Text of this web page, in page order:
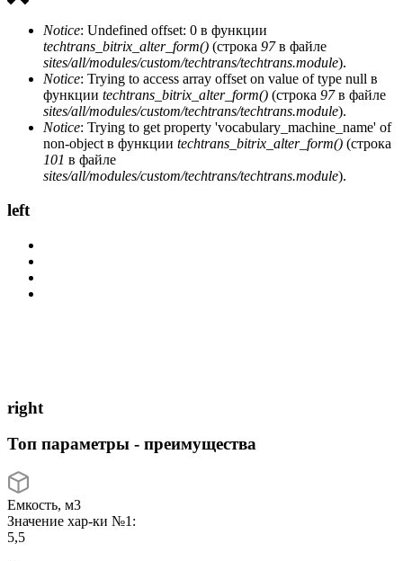
Notice: Undefined offset: 0 в функции
techtrans_bitrix_alter_form() (строка 97в файле
sites/all/modules/custom/techtrans/techtrans.module).
Notice: Trying to access array offset on value of type null в
функции techtrans_bitrix_alter_form() (строка 97в файле
sites/all/modules/custom/techtrans/techtrans.module).
Notice: Trying to get property 'vocabulary_machine_name' of
non-object в функции techtrans_bitrix_alter_form() (строка
101 в файле
sites/all/modules/custom/techtrans/techtrans.module).
left
right
Топ параметры - преимущества
Емкость, м3
Значение хар-ки №1:
5,5